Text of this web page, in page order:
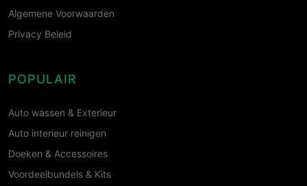
Algemene Voorwaarden
Privacy Beleid
POPULAIR
Auto wassen & Exterieur
Auto interieur reinigen
Doeken & Accessoires
Voordeelbundels & Kits